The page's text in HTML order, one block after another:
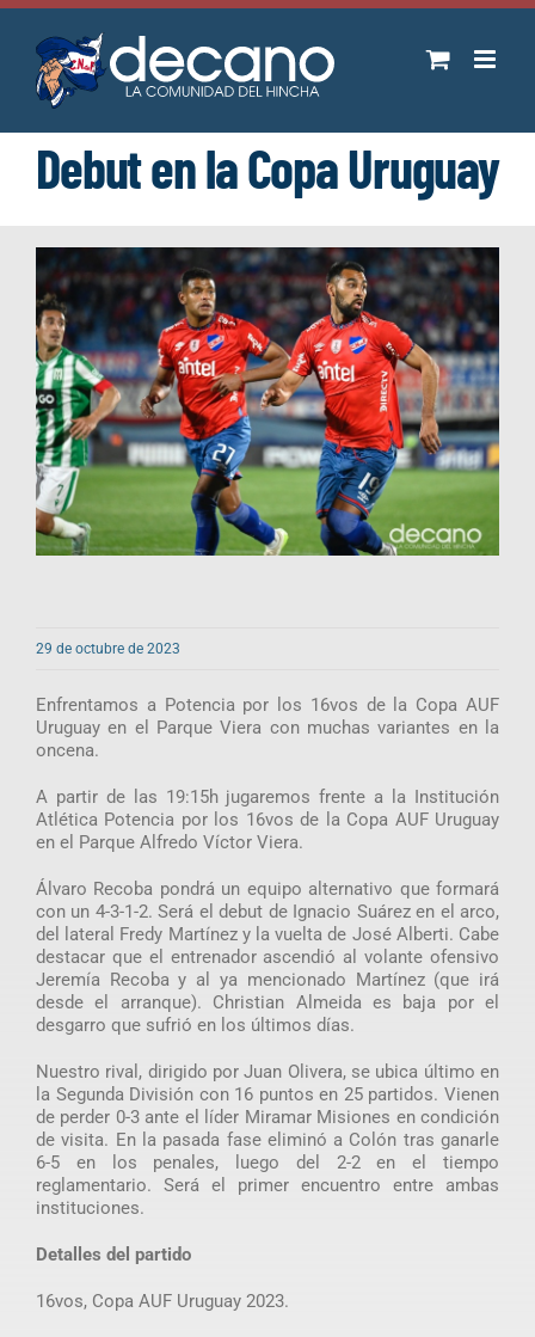
Saltar
contenido
Debut en la Copa Uruguay
29 de octubre de 2023
Enfrentamos a Potencia por los 16vos de la Copa AUF
Uruguay en el Parque Viera con muchas variantes en la
oncena.
A partir de las 19:15h jugaremos frente a la Institución
Atlética Potencia por los 16vos de la Copa AUF Uruguay
en el Parque Alfredo Víctor Viera.
Álvaro Recoba pondrá un equipo alternativo que formará
con un 4-3-1-2. Será el debut de Ignacio Suárez en el arco,
del lateral Fredy Martínez y la vuelta de José Alberti. Cabe
destacar que el entrenador ascendió al volante ofensivo
Jeremía Recoba y al ya mencionado Martínez (que irá
desde el arranque). Christian Almeida es baja por el
desgarro que sufrió en los últimos días.
Nuestro rival, dirigido por Juan Olivera, se ubica último en
la Segunda División con 16 puntos en 25 partidos. Vienen
de perder 0-3 ante el líder Miramar Misiones en condición
de visita. En la pasada fase eliminó a Colón tras ganarle
6-5 en los penales, luego del 2-2 en el tiempo
reglamentario. Será el primer encuentro entre ambas
instituciones.
Detalles del partido
16vos, Copa AUF Uruguay 2023.